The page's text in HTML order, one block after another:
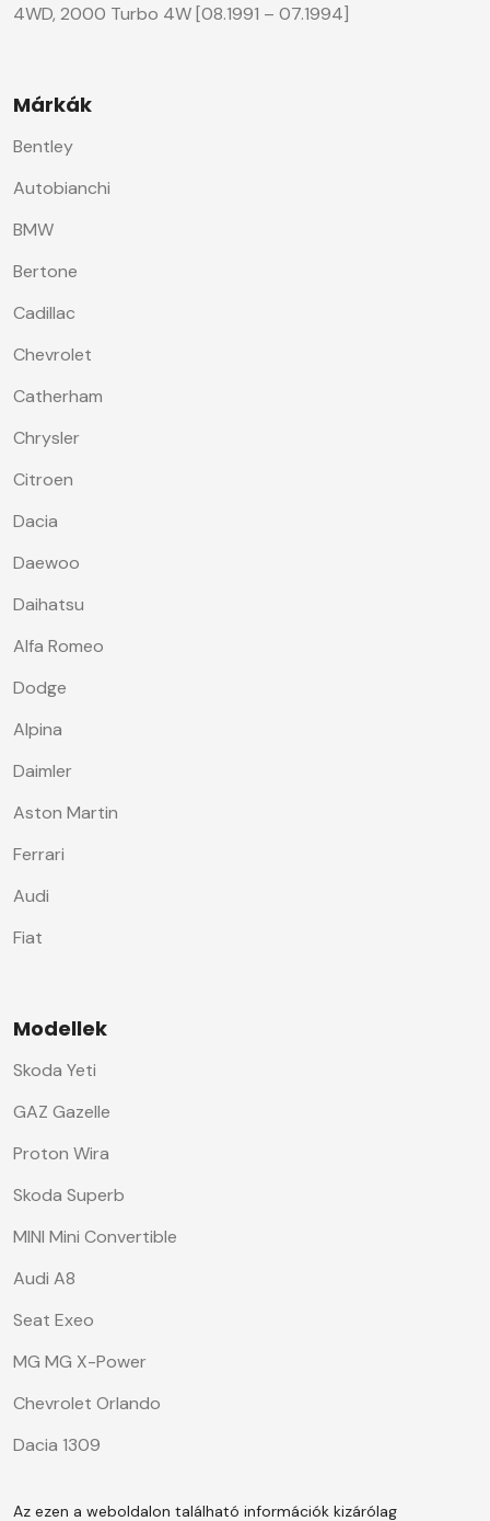
4WD, 2000 Turbo 4W [08.1991 – 07.1994]
Márkák
Bentley
Autobianchi
BMW
Bertone
Cadillac
Chevrolet
Catherham
Chrysler
Citroen
Dacia
Daewoo
Daihatsu
Alfa Romeo
Dodge
Alpina
Daimler
Aston Martin
Ferrari
Audi
Fiat
Modellek
Skoda Yeti
GAZ Gazelle
Proton Wira
Skoda Superb
MINI Mini Convertible
Audi A8
Seat Exeo
MG MG X-Power
Chevrolet Orlando
Dacia 1309
Az ezen a weboldalon található információk kizárólag